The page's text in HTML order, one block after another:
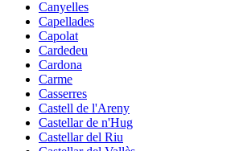
Canyelles
Capellades
Capolat
Cardedeu
Cardona
Carme
Casserres
Castell de l'Areny
Castellar de n'Hug
Castellar del Riu